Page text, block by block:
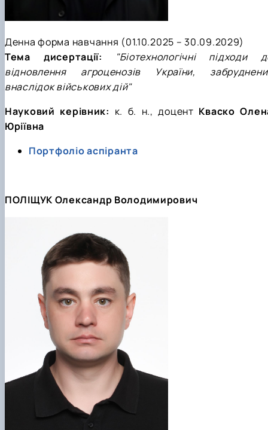
Денна форма навчання (01.10.2025 – 30.09.2029)
Тема дисертації:
"Біотехнологічні підходи
відновлення агроценозів України,
внаслідок військових дій"
Науковий керівник: к. б. н., доцент Кваско
Юріївна
Портфоліо аспіранта
ПОЛІЩУК Олександр Володимирович